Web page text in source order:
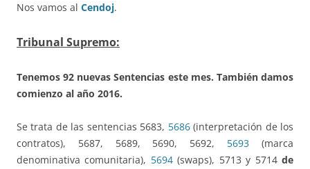
Nos vamos al Cendoj.
Tribunal Supremo:
Tenemos 92 nuevas Sentencias este mes. También damos
comienzo al año 2016.
Se trata de las sentencias 5683, 5686(interpretación de los
contratos), 5687, 5689, 5690, 5692, 5693(marca
denominativa comunitaria), 5694(swaps), 5713 y 5714de